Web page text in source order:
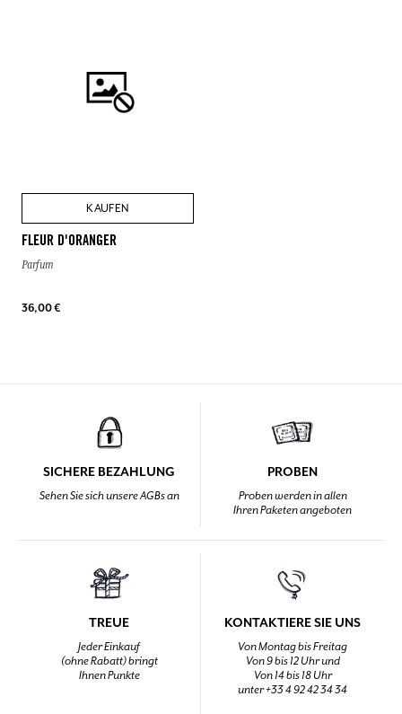
KAUFEN
FLEUR D'ORANGER
Parfum
36,00 €
SICHERE BEZAHLUNG
Sehen Sie sich unsere AGBs an
PROBEN
Proben werden in allen
Ihren Paketen angeboten
TREUE
Jeder Einkauf
(ohne Rabatt) bringt
Ihnen Punkte
KONTAKTIERE SIE UNS
Von Montag bis Freitag
Von 9 bis 12 Uhr und
Von 14 bis 18 Uhr
unter +33 4 92 42 34 34